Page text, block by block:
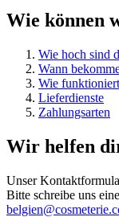
Wie können
Wie hoch sind
Wann
Wie
Lieferdienste
Zahlungsarten
Wir helfen
Unser
Bitte schreibe uns